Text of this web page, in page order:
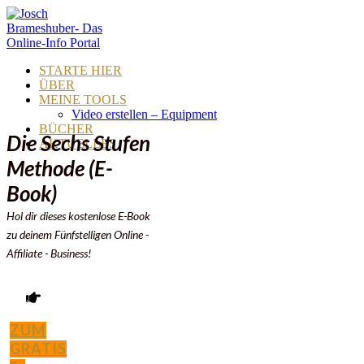
STARTE HIER
ÜBER
MEINE TOOLS
Video erstellen – Equipment
BÜCHER
AKTUELLES
Die Sechs Stufen
Methode (E-
Book)
Hol dir dieses kostenlose E-Book
zu deinem FünfstelligenOnline -
Affiliate - Business!
ZUM
GRATIS